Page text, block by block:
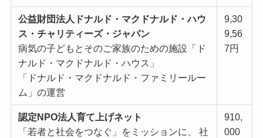
公益財団法⼈ドナルド・マクドナルド・ハウ
ス・チャリティーズ・ジャパン
病気の⼦どもとそのご家族のための施設「ド
ナルド・マクドナルド・ハウス」
「ドナルド・マクドナルド・ファミリールー
ム」の運営
9,30
9,56
7円
認定NPO法⼈育て上げネット
「若者と社会をつなぐ」をミッションに、 社
910,
000